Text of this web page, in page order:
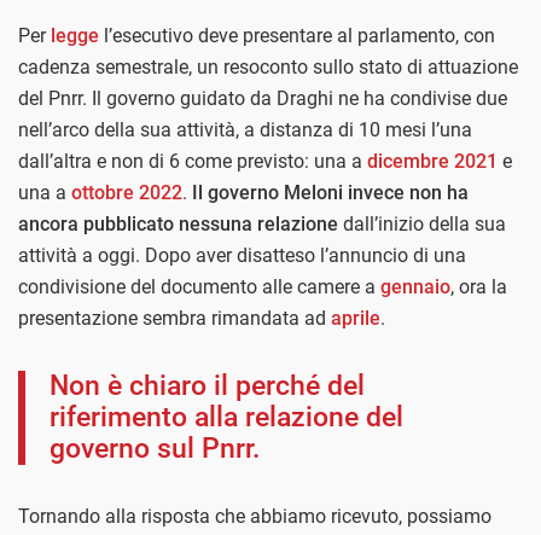
Per legge l’esecutivo deve presentare al parlamento, con
cadenza semestrale, un resoconto sullo stato di attuazione
del Pnrr. Il governo guidato da Draghi ne ha condivise due
nell’arco della sua attività, a distanza di 10 mesi l’una
dall’altra e non di 6 come previsto: una a dicembre 2021 e
una a ottobre 2022.
Il governo Meloni invece non ha
ancora pubblicato nessuna relazione dall’inizio della sua
attività a oggi. Dopo aver disatteso l’annuncio di una
condivisione del documento alle camere a gennaio, ora la
presentazione sembra rimandata ad aprile.
Non è chiaro il perché del
riferimento alla relazione del
governo sul Pnrr.
Tornando alla risposta che abbiamo ricevuto, possiamo